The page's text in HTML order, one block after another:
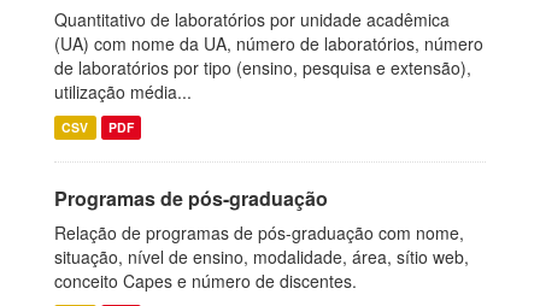
Quantitativo de laboratórios por unidade acadêmica
(UA) com nome da UA, número de laboratórios, número
de laboratórios por tipo (ensino, pesquisa e extensão),
utilização média...
CSV PDF
Programas de pós-graduação
Relação de programas de pós-graduação com nome,
situação, nível de ensino, modalidade, área, sítio web,
conceito Capes e número de discentes.